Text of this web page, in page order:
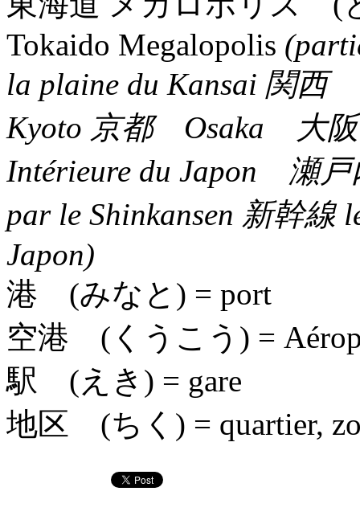
Tokaido Megalopolis
la plaine du Kansai 関西
Kyoto 京都 Osaka 大
Intérieure du Japon 瀬戸
par le Shinkansen 新幹線
Japon)
港 (みなと) = port
空港 (くうこう) =
駅 (えき) = gare
地区 (ちく) = quartier,